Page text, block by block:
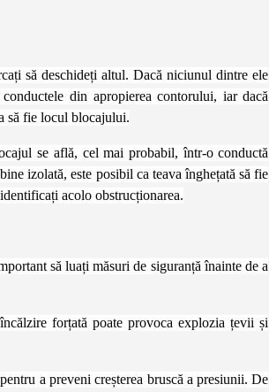
să deschideți altul. Dacă niciunul dintre ele
din apropierea contorului, iar dacă
să fie locul blocajului.
se află, cel mai probabil, într-o conductă
izolată, este posibil ca teava înghețată să fie
acolo obstrucționarea.
să luați măsuri de siguranță înainte de a
forțată poate provoca explozia țevii și
a preveni creșterea bruscă a presiunii. De